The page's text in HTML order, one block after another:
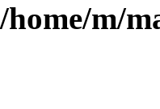
/home/m/